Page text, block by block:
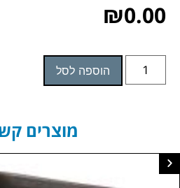
₪0.00
הוספה לסל
מוצרים